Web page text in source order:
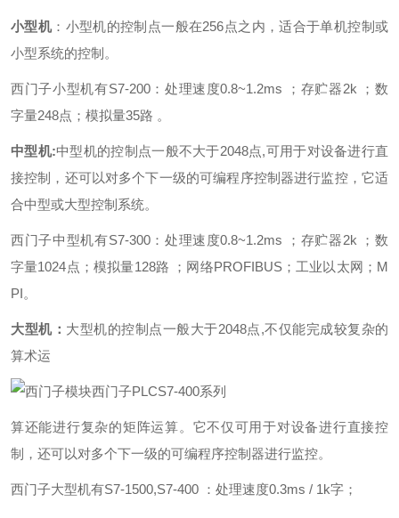
小型机：小型机的控制点一般在256点之内，适合于单机控制或
小型系统的控制。
西门子小型机有S7-200：处理速度0.8~1.2ms ；存贮器2k ；数
字量248点；模拟量35路 。
中型机:中型机的控制点一般不大于2048点,可用于对设备进行直
接控制，还可以对多个下一级的可编程序控制器进行监控，它适
合中型或大型控制系统。
西门子中型机有S7-300：处理速度0.8~1.2ms ；存贮器2k ；数
字量1024点；模拟量128路 ；网络PROFIBUS；工业以太网；M
PI。
大型机： 大型机的控制点一般大于2048点,不仅能完成较复杂的
算术运
西门子PLCS7-400系列
算还能进行复杂的矩阵运算。它不仅可用于对设备进行直接控
制，还可以对多个下一级的可编程序控制器进行监控。
西门子大型机有S7-1500,S7-400 ：处理速度0.3ms / 1k字；